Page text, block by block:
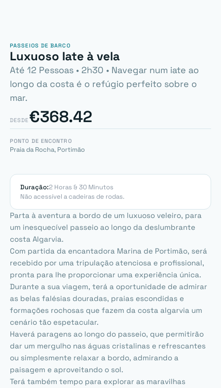
PASSEIOS DE BARCO
Luxuoso Iate à vela
Até 12 Pessoas • 2h30 • Navegar num iate ao
longo da costa é o refúgio perfeito sobre o
mar.
DESDE €368.42
PONTO DE ENCONTRO
Praia da Rocha, Portimão
Duração:2 Horas & 30 Minutos
Não acessível a cadeiras de rodas.
Parta à aventura a bordo de um luxuoso veleiro, para
um inesquecível passeio ao longo da deslumbrante
costa Algarvia.
Com partida da encantadora Marina de Portimão, será
recebido por uma tripulação atenciosa e profissional,
pronta para lhe proporcionar uma experiência única.
Durante a sua viagem, terá a oportunidade de admirar
as belas falésias douradas, praias escondidas e
formações rochosas que fazem da costa algarvia um
cenário tão espetacular.
Haverá paragens ao longo do passeio, que permitirão
dar um mergulho nas águas cristalinas e refrescantes
ou simplesmente relaxar a bordo, admirando a
paisagem e aproveitando o sol.
Terá também tempo para explorar as maravilhas